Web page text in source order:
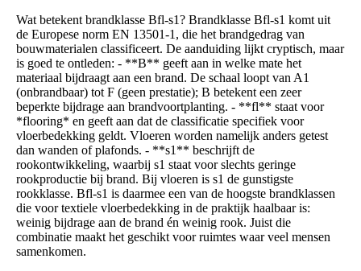
Wat betekent brandklasse Bfl-s1? Brandklasse Bfl-s1 komt uit
de Europese norm EN 13501-1, die het brandgedrag van
bouwmaterialen classificeert. De aanduiding lijkt cryptisch, maar
is goed te ontleden: - **B** geeft aan in welke mate het
materiaal bijdraagt aan een brand. De schaal loopt van A1
(onbrandbaar) tot F (geen prestatie); B betekent een zeer
beperkte bijdrage aan brandvoortplanting. - **fl** staat voor
*flooring* en geeft aan dat de classificatie specifiek voor
vloerbedekking geldt. Vloeren worden namelijk anders getest
dan wanden of plafonds. - **s1** beschrijft de
rookontwikkeling, waarbij s1 staat voor slechts geringe
rookproductie bij brand. Bij vloeren is s1 de gunstigste
rookklasse. Bfl-s1 is daarmee een van de hoogste brandklassen
die voor textiele vloerbedekking in de praktijk haalbaar is:
weinig bijdrage aan de brand én weinig rook. Juist die
combinatie maakt het geschikt voor ruimtes waar veel mensen
samenkomen.